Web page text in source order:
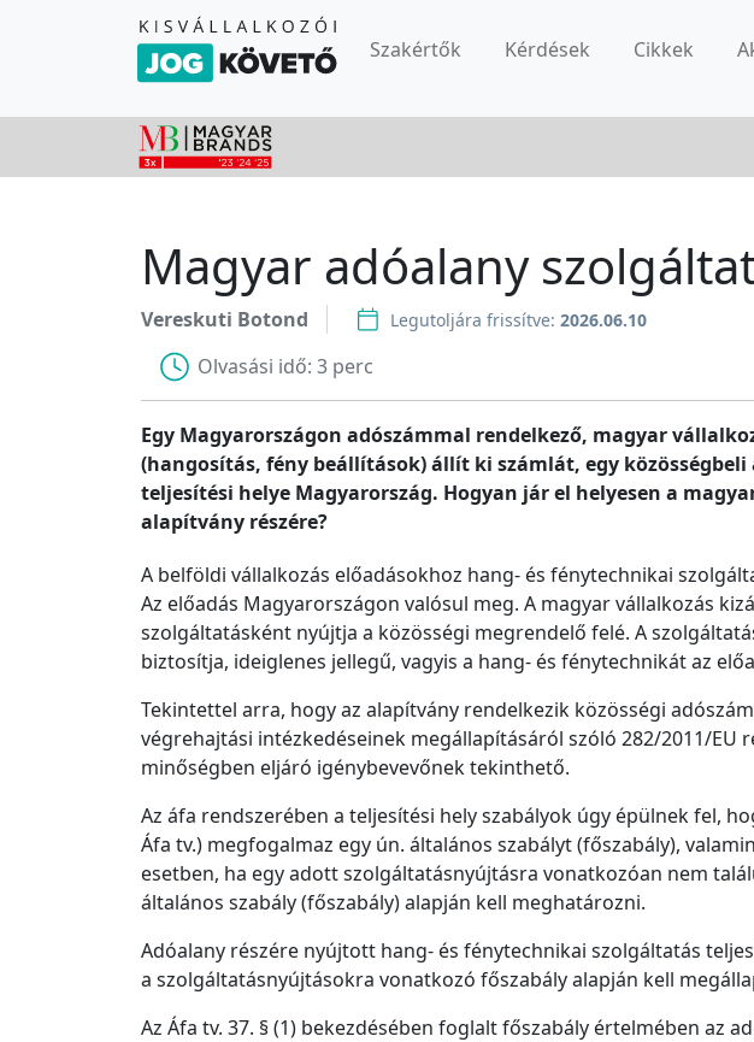
Szakértők Kérdések Cikkek
Magyar adóalany
Vereskuti Botond Legutoljára frissítve: 2026.06.10
Olvasási idő: 3 perc
Egy Magyarországon adószámmal rendelkező, magyar
(hangosítás, fény beállítások) állít ki számlát, egy
teljesítési helye Magyarország. Hogyan jár el helyesen a
alapítvány részére?
A belföldi vállalkozás előadásokhoz hang- és fénytechnikai
Az előadás Magyarországon valósul meg. A magyar vállalkozás
szolgáltatásként nyújtja a közösségi megrendelő felé. A
biztosítja, ideiglenes jellegű, vagyis a hang- és fénytechnikát az
Tekintettel arra, hogy az alapítvány rendelkezik közösségi
végrehajtási intézkedéseinek megállapításáról szóló 282/2011/EU
minőségben eljáró igénybevevőnek tekinthető.
Az áfa rendszerében a teljesítési hely szabályok úgy épülnek fel,
Áfa tv.) megfogalmaz egy ún. általános szabályt (főszabály),
esetben, ha egy adott szolgáltatásnyújtásra vonatkozóan nem
általános szabály (főszabály) alapján kell meghatározni.
Adóalany részére nyújtott hang- és fénytechnikai szolgáltatás
a szolgáltatásnyújtásokra vonatkozó főszabály alapján kell
Az Áfa tv. 37. § (1) bekezdésében foglalt főszabály értelmében az